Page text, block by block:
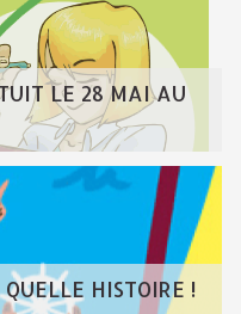
LE 28 MAI AU
HISTOIRE !